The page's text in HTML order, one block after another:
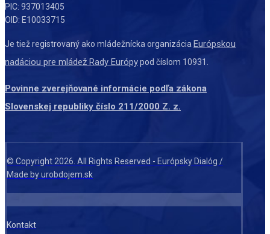
PIC: 937013405
OID: E10033715
Je tiež registrovaný ako mládežnícka organizáciaEurópskou
nadáciou pre mládež Rady Európypod číslom 10931.
Povinne zverejňované informácie podľa zákona
Slovenskej republiky číslo 211/2000 Z. z.
© Copyright 2026. All Rights Reserved - Európsky Dialóg /
Made by urobdojem.sk
Kontakt